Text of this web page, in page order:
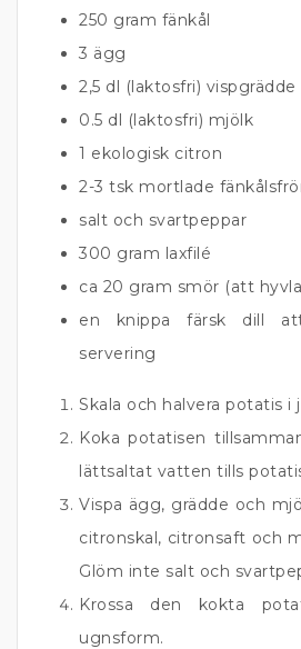
250 gram fänkål
3 ägg
2,5 dl (laktosfri) vispgrädde
0.5 dl (laktosfri) mjölk
1 ekologisk citron
2-3 tsk mortlade
salt och svartpeppar
300 gram laxfilé
ca 20 gram smör (att
en knippa färsk dill
servering
Skala och halvera potatis i
Koka potatisen
lättsaltat vatten tills
Vispa ägg, grädde och
citronskal, citronsaft och
Glöm inte salt och
Krossa den kokta
ugnsform.